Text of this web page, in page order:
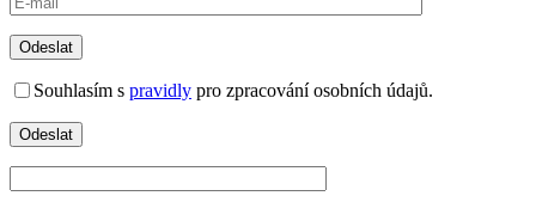
Souhlasím s pravidly pro zpracování osobních údajů.